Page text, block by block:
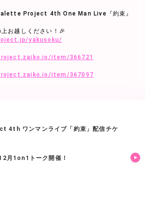
Project 4th One Man Live『約束』
お越しください！🎉
yakusoku/
item/366721
item/367097
ワンマンライブ「約束」配信チケ
月1on1トーク開催！